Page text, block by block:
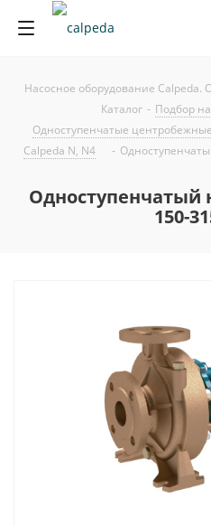
Насосное оборудование
Каталог - Подбор
Одноступенчатые
Calpeda N, N4
-
Одноступенчатый
150-